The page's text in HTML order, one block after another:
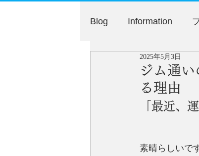
Blog Information
ジム通
る理由
2025年5月3日
「最近、
素晴らしいで